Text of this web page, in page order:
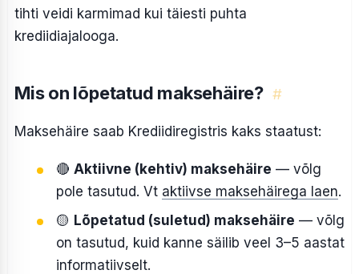
tihti veidi karmimad kui täiesti puhta
krediidiajalooga.
Mis on lõpetatud maksehäire? #
Maksehäire saab Krediidiregistris kaks staatust:
🔴 Aktiivne (kehtiv) maksehäire — võlg
pole tasutud. Vt aktiivse maksehäirega laen.
🟡 Lõpetatud (suletud) maksehäire — võlg
on tasutud, kuid kanne säilib veel 3–5 aastat
informatiivselt.